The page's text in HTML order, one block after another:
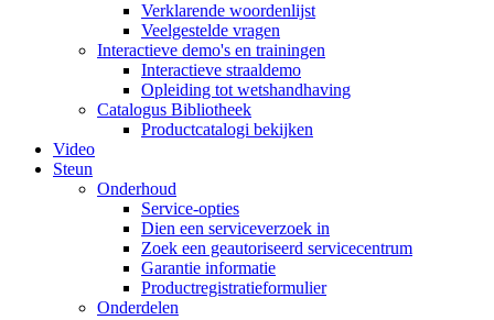
Verklarende woordenlijst
Veelgestelde vragen
Interactieve demo's en trainingen
Interactieve straaldemo
Opleiding tot wetshandhaving
Catalogus Bibliotheek
Productcatalogi bekijken
Video
Steun
Onderhoud
Service-opties
Dien een serviceverzoek in
Zoek een geautoriseerd servicecentrum
Garantie informatie
Productregistratieformulier
Onderdelen